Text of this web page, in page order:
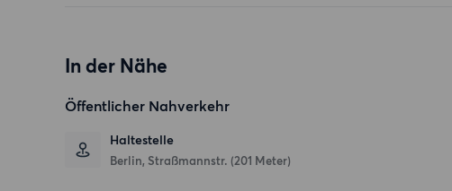
In der Nähe
Öffentlicher Nahverkehr
Haltestelle
Berlin, Straßmannstr. (201 Meter)